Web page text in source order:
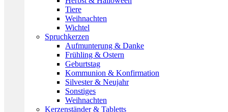
Tiere
Weihnachten
Wichtel
Spruchkerzen
Aufmunterung & Danke
Frühling & Ostern
Geburtstag
Kommunion & Konfirmation
Silvester & Neujahr
Sonstiges
Weihnachten
Kerzenständer & Tabletts